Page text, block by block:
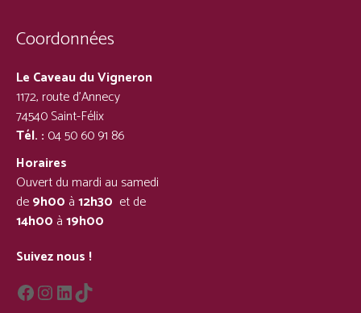
Coordonnées
Le Caveau du Vigneron
1172, route d’Annecy
74540 Saint-Félix
Tél. : 04 50 60 91 86
Horaires
Ouvert du mardi au samedi
de9h00 à12h30 et de
14h00 à19h00
Suivez nous !